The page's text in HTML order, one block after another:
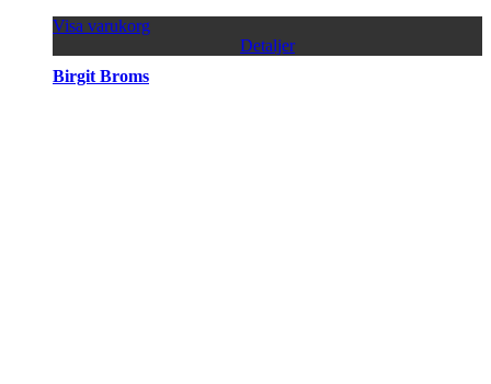
Visa varukorg
Detaljer
Birgit Broms